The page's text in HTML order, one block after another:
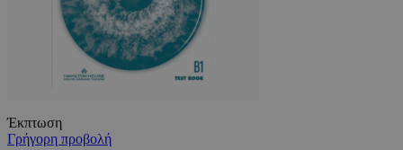
Έκπτωση
Γρήγορη προβολή